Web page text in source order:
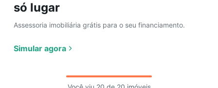
só lugar
Assessoria imobiliária grátis para o seu financiamento.
Simular agora